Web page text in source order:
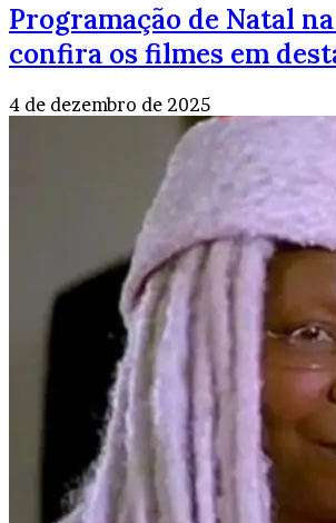
Programação de Natal
confira os filmes em
4 de dezembro de 2025